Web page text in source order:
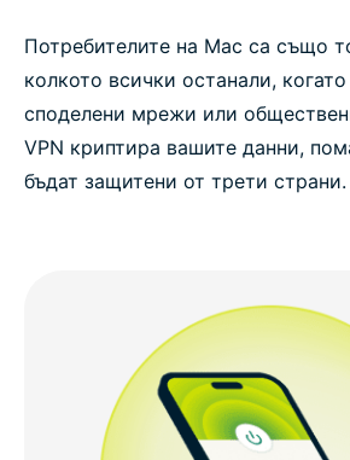
Потребителите на Mac са също
колкото всички останали,
споделени мрежи или
VPN криптира вашите данни,
бъдат защитени от трети страни.